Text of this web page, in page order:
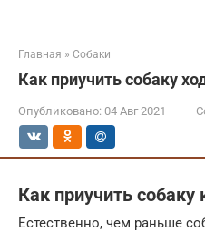
Главная » Собаки
Как приучить собаку
Опубликовано: 04 Авг 2021
Как приучить собаку
Естественно, чем раньше